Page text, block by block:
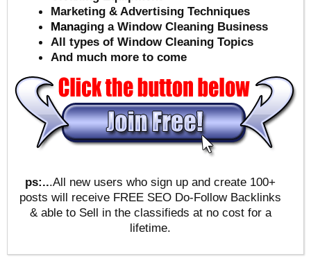
Marketing & Advertising Techniques
Managing a Window Cleaning Business
All types of Window Cleaning Topics
And much more to come
ps:...All new users who sign up and create 100+
posts will receive FREE SEO Do-Follow Backlinks
& able to Sell in the classifieds at no cost for a
lifetime.